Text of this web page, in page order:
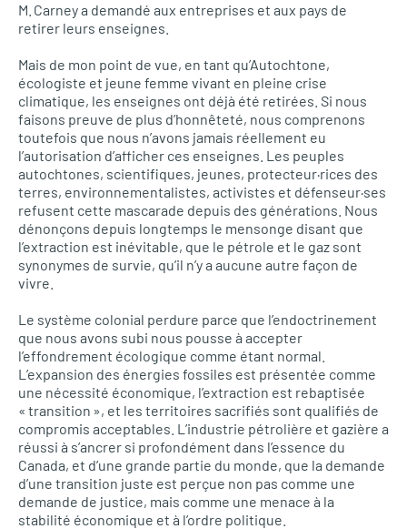
M. Carney a demandé aux entreprises et aux pays de
retirer leurs enseignes.
Mais de mon point de vue, en tant qu’Autochtone,
écologiste et jeune femme vivant en pleine crise
climatique, les enseignes ont déjà été retirées. Si nous
faisons preuve de plus d’honnêteté, nous comprenons
toutefois que nous n’avons jamais réellement eu
l’autorisation d’afficher ces enseignes. Les peuples
autochtones, scientifiques, jeunes, protecteur·rices des
terres, environnementalistes, activistes et défenseur·ses
refusent cette mascarade depuis des générations. Nous
dénonçons depuis longtemps le mensonge disant que
l’extraction est inévitable, que le pétrole et le gaz sont
synonymes de survie, qu’il n’y a aucune autre façon de
vivre.
Le système colonial perdure parce que l’endoctrinement
que nous avons subi nous pousse à accepter
l’effondrement écologique comme étant normal.
L’expansion des énergies fossiles est présentée comme
une nécessité économique, l’extraction est rebaptisée
« transition », et les territoires sacrifiés sont qualifiés de
compromis acceptables. L’industrie pétrolière et gazière a
réussi à s’ancrer si profondément dans l’essence du
Canada, et d’une grande partie du monde, que la demande
d’une transition juste est perçue non pas comme une
demande de justice, mais comme une menace à la
stabilité économique et à l’ordre politique.